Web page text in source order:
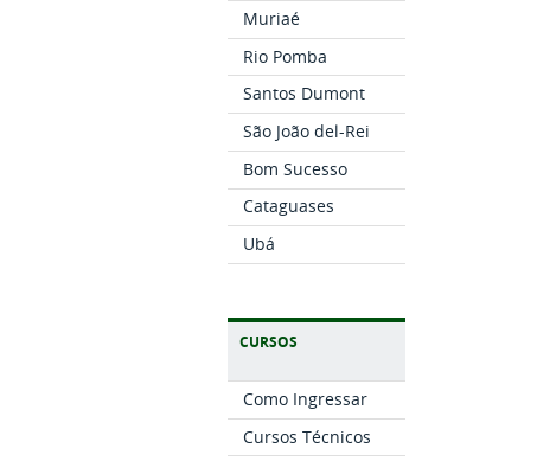
Muriaé
Rio Pomba
Santos Dumont
São João del-Rei
Bom Sucesso
Cataguases
Ubá
CURSOS
Como Ingressar
Cursos Técnicos